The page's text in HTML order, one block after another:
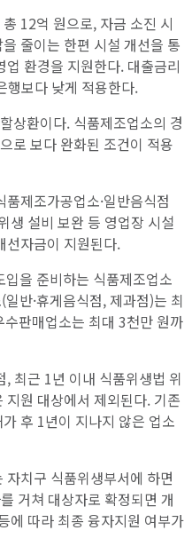
12억 원으로, 자금 소진 시
줄이는 한편 시설 개선을 통
환경을 지원한다. 대출금리
행보다 낮게 적용한다.
상환이다. 식품제조업소의 경
로 보다 완화된 조건이 적용
제조가공업소·일반음식점
생 설비 보완 등 영업장 시설
선자금이 지원된다.
을 준비하는 식품제조업소
반·휴게음식점, 제과점)는 최
판매업소는 최대 3천만 원까
, 최근 1년 이내 식품위생법 위
원 대상에서 제외된다. 기존
후 1년이 지나지 않은 업소
치구 식품위생부서에 하면
거쳐 대상자로 확정되면 개
에 따라 최종 융자지원 여부가